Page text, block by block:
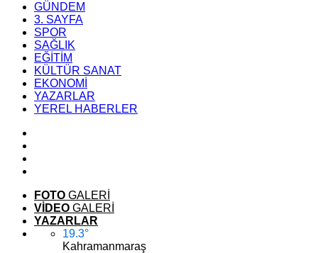
GÜNDEM
3. SAYFA
SPOR
SAĞLIK
EĞİTİM
KÜLTÜR SANAT
EKONOMİ
YAZARLAR
YEREL HABERLER
FOTO GALERİ
VİDEO GALERİ
YAZARLAR
19.3°
Kahramanmaraş